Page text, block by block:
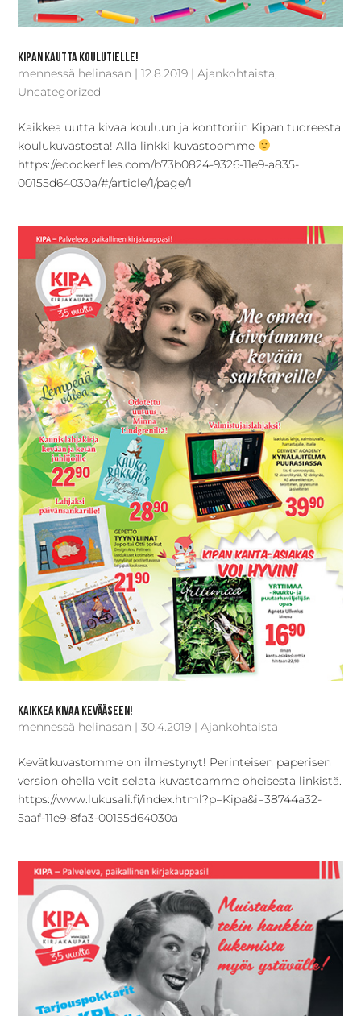
Kipan kautta koulutielle!
mennessä helinasan |12.8.2019 |Ajankohtaista,
Uncategorized
Kaikkea uutta kivaa kouluun ja konttoriin Kipan tuoreesta
koulukuvastosta! Alla linkki kuvastoomme
https://edockerfiles.com/b73b0824-9326-11e9-a835-
00155d64030a/#/article/1/page/1
Kaikkea kivaa kevääseen!
mennessä helinasan |30.4.2019 |Ajankohtaista
Kevätkuvastomme on ilmestynyt! Perinteisen paperisen
version ohella voit selata kuvastoamme oheisesta linkistä.
https://www.lukusali.fi/index.html?p=Kipa&i=38744a32-
5aaf-11e9-8fa3-00155d64030a